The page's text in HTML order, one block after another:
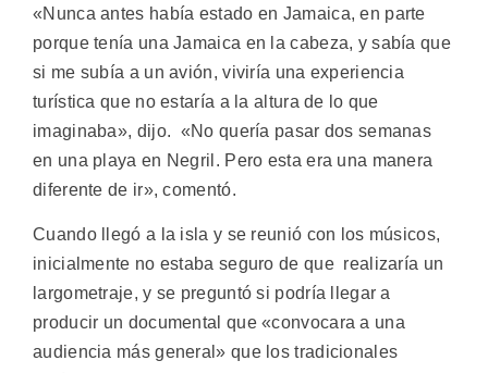
«Nunca antes había estado en Jamaica, en parte
porque tenía una Jamaica en la cabeza, y sabía que
si me subía a un avión, viviría una experiencia
turística que no estaría a la altura de lo que
imaginaba», dijo. «No quería pasar dos semanas
en una playa en Negril. Pero esta era una manera
diferente de ir», comentó.
Cuando llegó a la isla y se reunió con los músicos,
inicialmente no estaba seguro de que realizaría un
largometraje, y se preguntó si podría llegar a
producir un documental que «convocara a una
audiencia más general» que los tradicionales